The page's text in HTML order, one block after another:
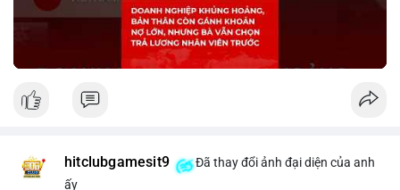
hitclubgamesit9
Đã thay đổi ảnh đại diện của anh
ấy